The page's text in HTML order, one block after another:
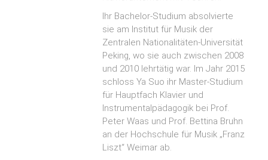
Ihr Bachelor-Studium absolvierte
sie am Institut für Musik der
Zentralen Nationalitäten-Universität
Peking, wo sie auch zwischen 2008
und 2010 lehrtätig war. Im Jahr 2015
schloss Ya Suo ihr Master-Studium
für Hauptfach Klavier und
Instrumentalpädagogik bei Prof.
Peter Waas und Prof. Bettina Bruhn
an der Hochschule für Musik „Franz
Liszt“ Weimar ab.